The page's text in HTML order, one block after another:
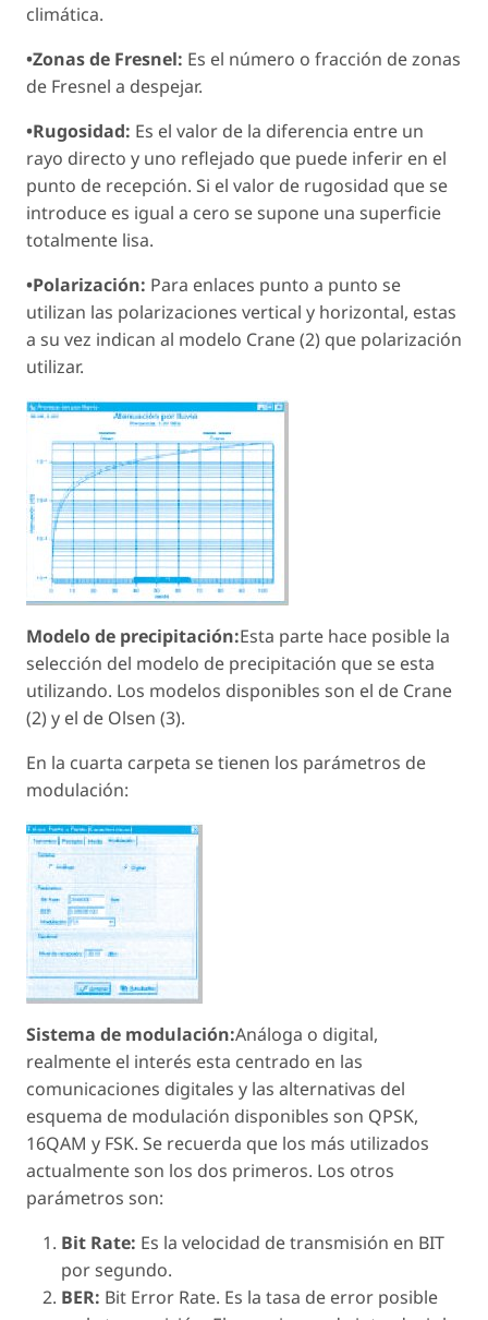
climática.
•Zonas de Fresnel: Es el número o fracción de zonas
de Fresnel a despejar.
•Rugosidad: Es el valor de la diferencia entre un
rayo directo y uno reflejado que puede inferir en el
punto de recepción. Si el valor de rugosidad que se
introduce es igual a cero se supone una superficie
totalmente lisa.
•Polarización: Para enlaces punto a punto se
utilizan las polarizaciones vertical y horizontal, estas
a su vez indican al modelo Crane (2) que polarización
utilizar.
Modelo de precipitación:Esta parte hace posible la
selección del modelo de precipitación que se esta
utilizando. Los modelos disponibles son el de Crane
(2) y el de Olsen (3).
En la cuarta carpeta se tienen los parámetros de
modulación:
Sistema de modulación:Análoga o digital,
realmente el interés esta centrado en las
comunicaciones digitales y las alternativas del
esquema de modulación disponibles son QPSK,
16QAM y FSK. Se recuerda que los más utilizados
actualmente son los dos primeros. Los otros
parámetros son:
Bit Rate: Es la velocidad de transmisión en BIT
por segundo.
BER: Bit Error Rate. Es la tasa de error posible